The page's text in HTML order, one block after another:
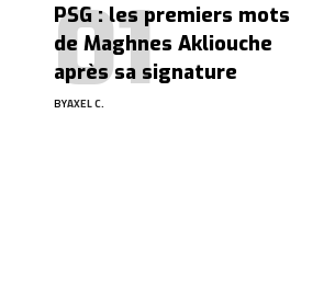
PSG : les premiers mots
de Maghnes Akliouche
après sa signature
BYAXEL C.